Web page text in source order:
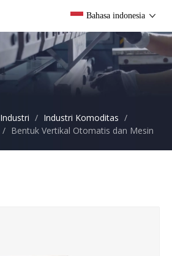
Bahasa indonesia
Industri / Industri Komoditas /
/ Bentuk Vertikal Otomatis dan Mesin